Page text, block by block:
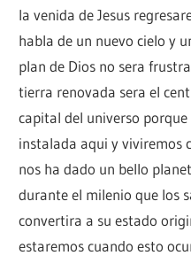
la venida de Jesus
habla de un nuevo cielo y
plan de Dios no sera
tierra renovada sera el
capital del universo
instalada aqui y viviremos
nos ha dado un bello
durante el milenio que los
convertira a su estado
estaremos cuando esto